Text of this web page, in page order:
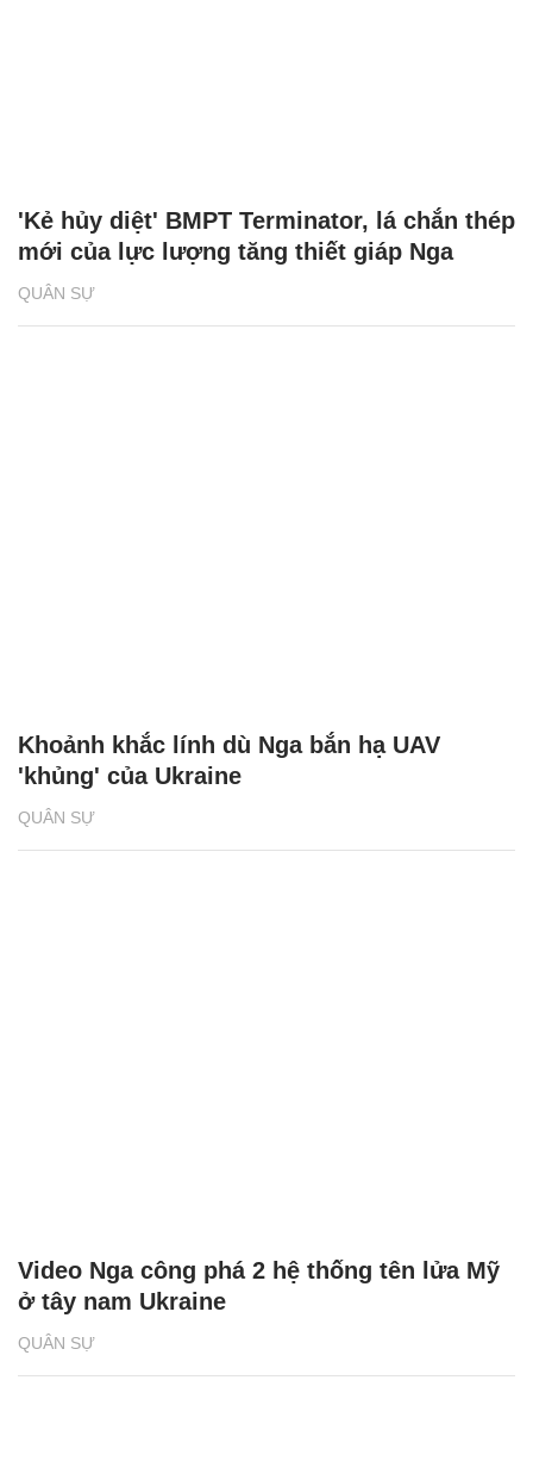
QUÂN SỰ
'Kẻ hủy diệt' BMPT Terminator, lá chắn thép
mới của lực lượng tăng thiết giáp Nga
QUÂN SỰ
Khoảnh khắc lính dù Nga bắn hạ UAV
'khủng' của Ukraine
QUÂN SỰ
Video Nga công phá 2 hệ thống tên lửa Mỹ
ở tây nam Ukraine